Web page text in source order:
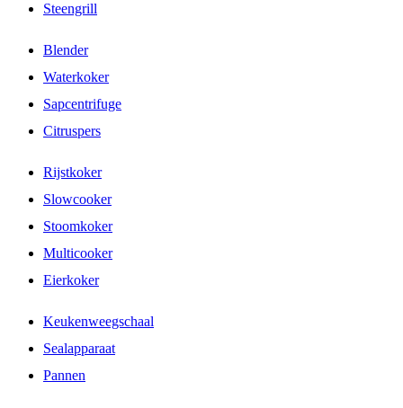
Steengrill
Blender
Waterkoker
Sapcentrifuge
Citruspers
Rijstkoker
Slowcooker
Stoomkoker
Multicooker
Eierkoker
Keukenweegschaal
Sealapparaat
Pannen